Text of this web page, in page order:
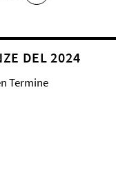
DEL 2024
Termine